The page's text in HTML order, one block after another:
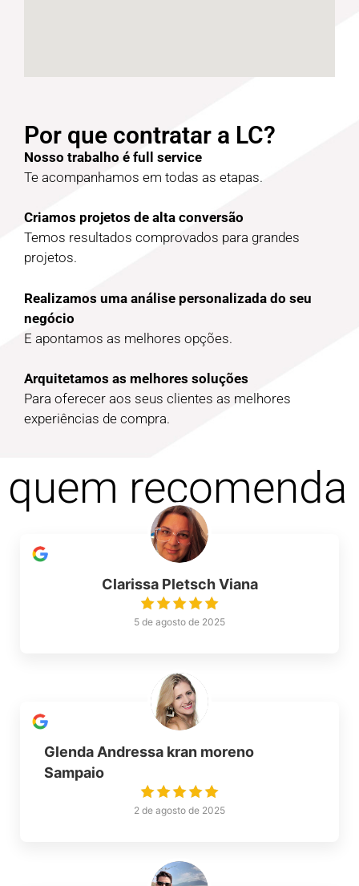
Por que contratar a LC?
Nosso trabalho é full service
Te acompanhamos em todas as etapas.
Criamos projetos de alta conversão
Temos resultados comprovados para grandes
projetos.
Realizamos uma análise personalizada do seu
negócio
E apontamos as melhores opções.
Arquitetamos as melhores soluções
Para oferecer aos seus clientes as melhores
experiências de compra.
quem recomenda
Clarissa Pletsch Viana
5 de agosto de 2025
Glenda Andressa kran moreno
Sampaio
2 de agosto de 2025